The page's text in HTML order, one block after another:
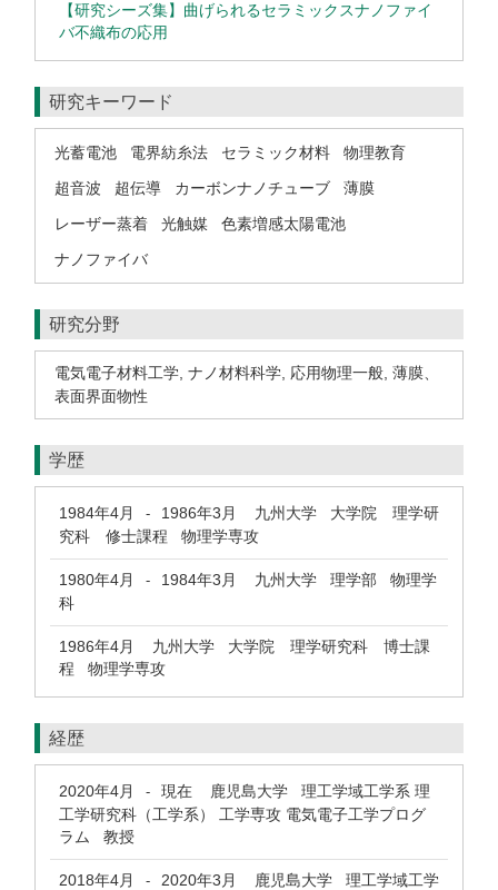
【研究シーズ集】曲げられるセラミックスナノファイ
バ不織布の応用
研究キーワード
光蓄電池 電界紡糸法 セラミック材料
物理教育
超音波
超伝導 カーボンナノチューブ
薄膜
レーザー蒸着
光触媒
色素増感太陽電池
ナノファイバ
研究分野
電気電子材料工学 ナノ材料科学 応用物理一般 薄膜、
表面界面物性
学歴
1984年4月 - 1986年3月
九州大学 大学院 理学研
究科 修士課程 物理学専攻
1980年4月 - 1984年3月
九州大学 理学部 物理学
科
1986年4月
九州大学 大学院 理学研究科 博士課
程 物理学専攻
経歴
2020年4月 - 現在 鹿児島大学 理工学域工学系 理
工学研究科（工学系） 工学専攻 電気電子工学プログ
ラム 教授
2018年4月 - 2020年3月
鹿児島大学 理工学域工学